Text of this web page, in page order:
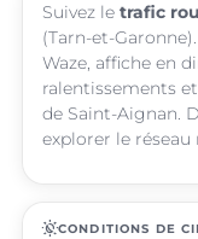
Suivez le trafic
(Tarn-et-
Waze, affiche en
ralentissements
de Saint-Aignan.
explorer le réseau
routineCONDITIONS DE